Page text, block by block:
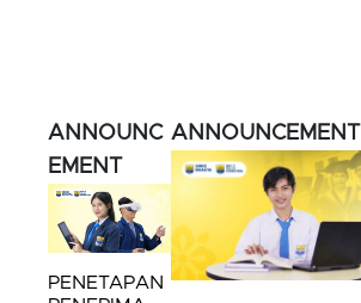
ANNOUNC
EMENT
PENETAPAN
ANNOUNCEMENT